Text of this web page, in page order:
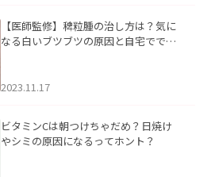
【医師監修】稗粒腫の治し方は？気に
なる白いブツブツの原因と自宅ででき
2023.11.17
ビタミンCは朝つけちゃだめ？日焼け
やシミの原因になるってホント？